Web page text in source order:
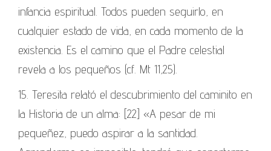
infancia espiritual. Todos pueden seguirlo, en
cualquier estado de vida, en cada momento de la
existencia. Es el camino que el Padre celestial
revela a los pequeños (cf. Mt 11,25).
15. Teresita relató el descubrimiento del caminito en
la Historia de un alma: [22] «A pesar de mi
pequeñez, puedo aspirar a la santidad.